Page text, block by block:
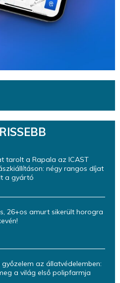
tarolt a Rapala az ICAST
négy rangos díjat
a gyártó
26+os amurt sikerült horogra
az állatvédelemben:
a világ első polipfarmja